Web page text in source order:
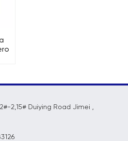
2,15# Duiying Road Jimei ,